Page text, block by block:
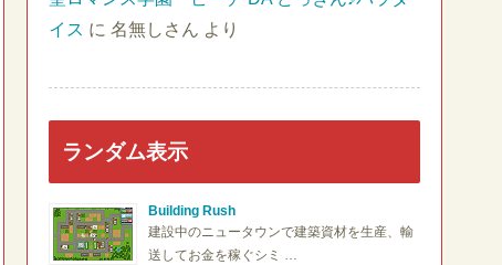
イス に 名無しさん より
ランダム表示
Building Rush
建設中のニュータウンで建築資材を生産、輸
送してお金を稼ぐシミ …